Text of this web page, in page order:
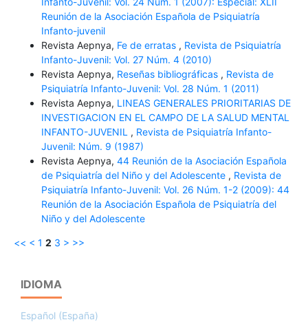
Reunión de la Asociación Española de Psiquiatría
Infanto-juvenil
Revista Aepnya, Fe de erratas , Revista de Psiquiatría
Infanto-Juvenil: Vol. 27 Núm. 4 (2010)
Revista Aepnya, Reseñas bibliográficas , Revista de
Psiquiatría Infanto-Juvenil: Vol. 28 Núm. 1 (2011)
Revista Aepnya, LINEAS GENERALES PRIORITARIAS DE
INVESTIGACION EN EL CAMPO DE LA SALUD MENTAL
INFANTO-JUVENIL , Revista de Psiquiatría Infanto-
Juvenil: Núm. 9 (1987)
Revista Aepnya, 44 Reunión de la Asociación Española
de Psiquiatría del Niño y del Adolescente , Revista de
Psiquiatría Infanto-Juvenil: Vol. 26 Núm. 1-2 (2009): 44
Reunión de la Asociación Española de Psiquiatría del
Niño y del Adolescente
<< < 1 2 3 > >>
IDIOMA
Español (España)